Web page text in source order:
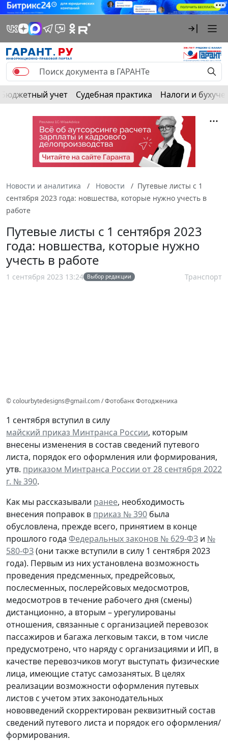
Бюджетный учет Судебная практика Налоги и
Новости и аналитика Новости
Путевые листы с 1
сентября 2023 года: новшества, которые нужно учесть в
работе
Путевые листы с 1 сентября 2023
года: новшества, которые нужно
учесть в работе
1 сентября 2023 13:24 Выбор редакции Транспорт
© colourbytedesigns@gmail.com / Фотобанк Фотодженика
1 сентября вступил в силу
майский приказ Минтранса России, которым
внесены изменения в состав сведений путевого
листа, порядок его оформления или формирования,
утв. приказом Минтранса России от 28 сентября 2022
г. № 390.
Как мы рассказывали ранее, необходимость
внесения поправок в приказ № 390 была
обусловлена, прежде всего, принятием в конце
прошлого года Федеральных законов № 629-ФЗ и №
580-ФЗ(они также вступили в силу 1 сентября 2023
года). Первым из них установлена возможность
проведения предсменных, предрейсовых,
послесменных, послерейсовых медосмотров,
медосмотров в течение рабочего дня (смены)
дистанционно, а вторым – урегулированы
отношения, связанные с организацией перевозок
пассажиров и багажа легковым такси, в том числе
предусмотрено, что наряду с организациями и ИП, в
качестве перевозчиков могут выступать физические
лица, имеющие статус самозанятых. В целях
реализации возможности оформления путевых
листов с учетом этих законодательных
нововведений скорректирован реквизитный состав
сведений путевого листа и порядок его оформления/
формирования.